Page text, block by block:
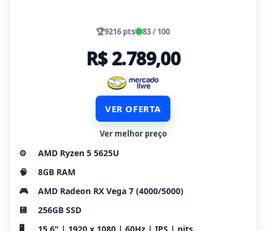
🏆9216 pts 83 / 100
R$ 2.789,00
VER OFERTA
Ver melhor preço
⚙️
AMD Ryzen 5 5625U
🧠
8GB RAM
🎮
AMD Radeon RX Vega 7 (4000/5000)
💾
256GB SSD